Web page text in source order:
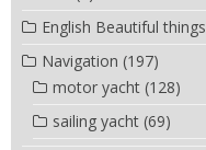
English Beautiful things
Navigation (197)
motor yacht (128)
sailing yacht (69)